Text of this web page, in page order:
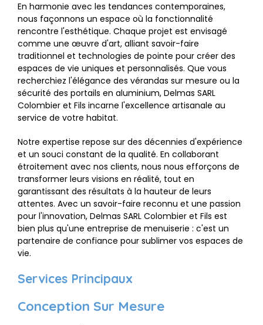
En harmonie avec les tendances contemporaines,
nous façonnons un espace où la fonctionnalité
rencontre l'esthétique. Chaque projet est envisagé
comme une œuvre d'art, alliant savoir-faire
traditionnel et technologies de pointe pour créer des
espaces de vie uniques et personnalisés. Que vous
recherchiez l'élégance des vérandas sur mesure ou la
sécurité des portails en aluminium, Delmas SARL
Colombier et Fils incarne l'excellence artisanale au
service de votre habitat.
Notre expertise repose sur des décennies d'expérience
et un souci constant de la qualité. En collaborant
étroitement avec nos clients, nous nous efforçons de
transformer leurs visions en réalité, tout en
garantissant des résultats à la hauteur de leurs
attentes. Avec un savoir-faire reconnu et une passion
pour l'innovation, Delmas SARL Colombier et Fils est
bien plus qu'une entreprise de menuiserie : c'est un
partenaire de confiance pour sublimer vos espaces de
vie.
Services Principaux
Conception Sur Mesure